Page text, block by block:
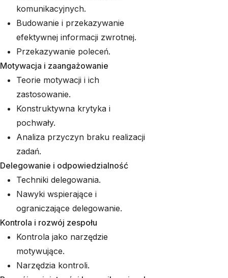
komunikacyjnych.
Budowanie i przekazywanie
efektywnej informacji zwrotnej.
Przekazywanie poleceń.
Motywacja i zaangażowanie
Teorie motywacji i ich
zastosowanie.
Konstruktywna krytyka i
pochwały.
Analiza przyczyn braku realizacji
zadań.
Delegowanie i odpowiedzialność
Techniki delegowania.
Nawyki wspierające i
ograniczające delegowanie.
Kontrola i rozwój zespołu
Kontrola jako narzędzie
motywujące.
Narzędzia kontroli.